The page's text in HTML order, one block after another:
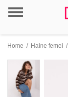
Home / Haine femei /